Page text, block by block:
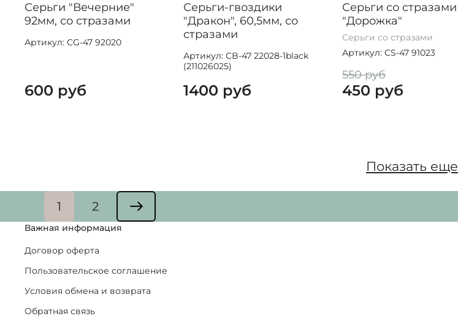
Серьги "Вечерние"
92мм, со стразами
Артикул: CG-47 92020
600 руб
Серьги-гвоздики
"Дракон", 60,5мм, со
стразами
Артикул: CB-47 22028-1black
(211026025)
1400 руб
Серьги со стразами
"Дорожка"
Серьги со стразами
Артикул: CS-47 91023
550 руб
450 руб
Показать еще
1 2
Важная информация
Договор оферта
Пользовательское соглашение
Условия обмена и возврата
Обратная связь